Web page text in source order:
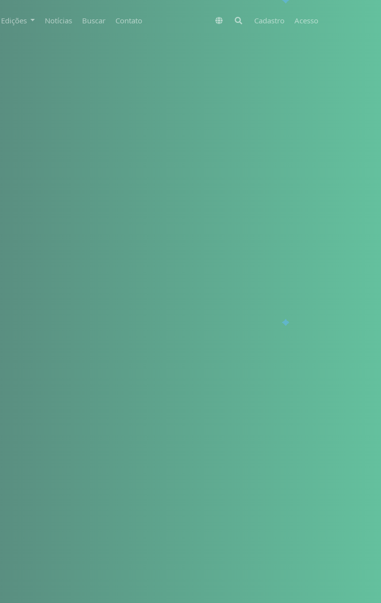
Edições Notícias Buscar Contato Cadastro Acesso